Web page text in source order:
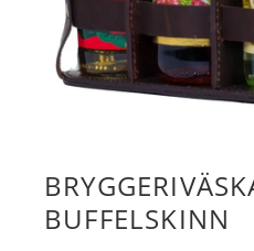
BUFFELSKINN